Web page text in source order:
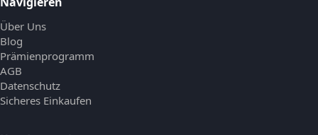
Über Uns
Blog
Prämienprogramm
AGB
Datenschutz
Sicheres Einkaufen